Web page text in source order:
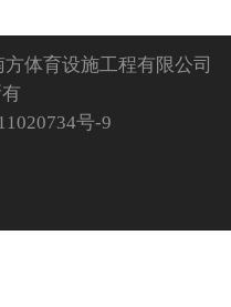
体育设施工程有限公司
号-9